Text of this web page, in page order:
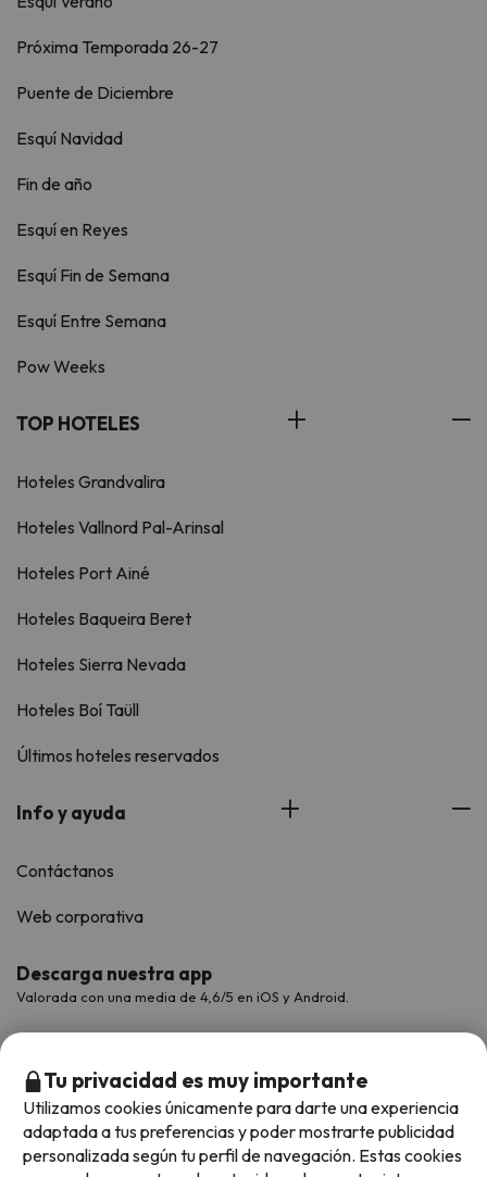
Próxima Temporada 26-27
Puente de Diciembre
Esquí Navidad
Fin de año
Esquí en Reyes
Esquí Fin de Semana
Esquí Entre Semana
Pow Weeks
TOP HOTELES
Hoteles Grandvalira
Hoteles Vallnord Pal-Arinsal
Hoteles Port Ainé
Hoteles Baqueira Beret
Hoteles Sierra Nevada
Hoteles Boí Taüll
Últimos hoteles reservados
Info y ayuda
Contáctanos
Web corporativa
Descarga nuestra app
Valorada con una media de 4,6/5 en iOS y Android.
Tu privacidad es muy importante
Utilizamos cookies únicamente para darte una experiencia
adaptada a tus preferencias y poder mostrarte publicidad
personalizada según tu perfil de navegación. Estas cookies